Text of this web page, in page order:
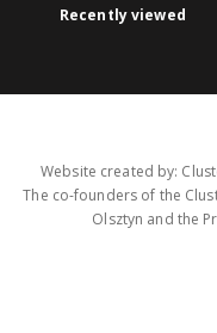
Recently viewed
Website created by:
The co-founders of the
Olsztyn and the